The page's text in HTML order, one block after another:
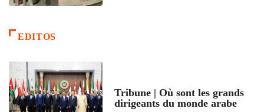
EDITOS
Tribune | Où sont les grands
dirigeants du monde arabe